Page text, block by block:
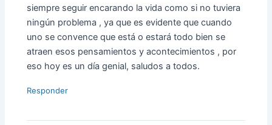
siempre seguir encarando la vida como si no tuviera
ningún problema , ya que es evidente que cuando
uno se convence que está o estará todo bien se
atraen esos pensamientos y acontecimientos , por
eso hoy es un día genial, saludos a todos.
Responder